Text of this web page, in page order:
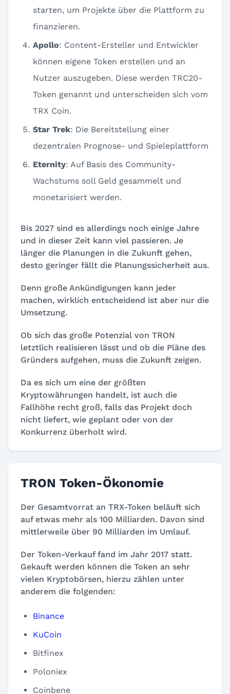
starten, um Projekte über die Plattform zu
finanzieren.
Apollo: Content-Ersteller und Entwickler
können eigene Token erstellen und an
Nutzer auszugeben. Diese werden TRC20-
Token genannt und unterscheiden sich vom
TRX Coin.
Star Trek: Die Bereitstellung einer
dezentralen Prognose- und Spieleplattform
Eternity: Auf Basis des Community-
Wachstums soll Geld gesammelt und
monetarisiert werden.
Bis 2027 sind es allerdings noch einige Jahre
und in dieser Zeit kann viel passieren. Je
länger die Planungen in die Zukunft gehen,
desto geringer fällt die Planungssicherheit aus.
Denn große Ankündigungen kann jeder
machen, wirklich entscheidend ist aber nur die
Umsetzung.
Ob sich das große Potenzial von TRON
letztlich realisieren lässt und ob die Pläne des
Gründers aufgehen, muss die Zukunft zeigen.
Da es sich um eine der größten
Kryptowährungen handelt, ist auch die
Fallhöhe recht groß, falls das Projekt doch
nicht liefert, wie geplant oder von der
Konkurrenz überholt wird.
TRON Token-Ökonomie
Der Gesamtvorrat an TRX-Token beläuft sich
auf etwas mehr als 100 Milliarden. Davon sind
mittlerweile über 90 Milliarden im Umlauf.
Der Token-Verkauf fand im Jahr 2017 statt.
Gekauft werden können die Token an sehr
vielen Kryptobörsen, hierzu zählen unter
anderem die folgenden:
Binance
KuCoin
Bitfinex
Poloniex
Coinbene